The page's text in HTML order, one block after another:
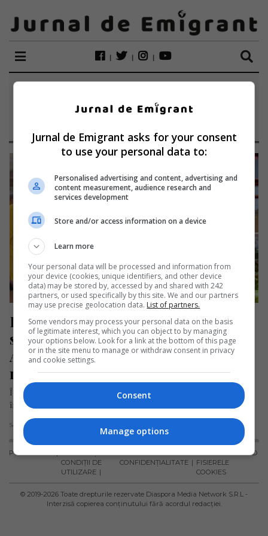
REGINA
ECLERELOR
Româncă din Marea Britanie,
supranumită „Regina eclerelor”.
Ajutată în activitate de alte două
românce
În inima orașului Wolverhampton, cofetăria MiLady a devenit,
în doar doi ani, un loc de referință pentru românii din zona…
Scris de Daniela Stoica
PUBLICITATE
TERMENI ȘI
CONDIȚII DE
UTILIZARE
POLITICA DE
CONFIDENȚIALITATE
POLITICA PRIVIND
FISIERELE
COOKIES
© 2019-2026 Toate drepturile rezervate Diaspora Media Network S.R.L -
Interzisă copierea conținutului fără acordul redacției.
Jurnal de Emigrant asks for your consent
to use your personal data to:
Personalised advertising and content, advertising and
content measurement, audience research and
services development
Store and/or access information on a device
Learn more
Your personal data will be processed and information from
your device (cookies, unique identifiers, and other device
data) may be stored by, accessed by and shared with 242
partners, or used specifically by this site. We and our partners
may use precise geolocation data. List of partners.
Some vendors may process your personal data on the basis
of legitimate interest, which you can object to by managing
your options below. Look for a link at the bottom of this page
or in the site menu to manage or withdraw consent in privacy
and cookie settings.
Consent
Manage options